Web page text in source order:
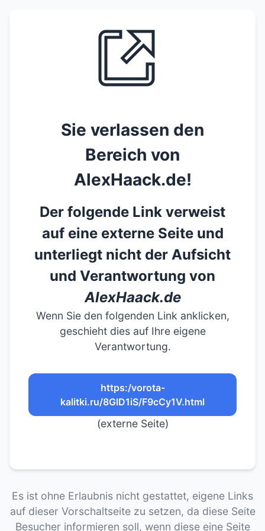
Sie verlassen den
Bereich von
AlexHaack.de!
Der folgende Link verweist
auf eine externe Seite und
unterliegt nicht der Aufsicht
und Verantwortung von
AlexHaack.de
Wenn Sie den folgenden Link anklicken,
geschieht dies auf Ihre eigene
Verantwortung.
https:/vorota-
kalitki.ru/8GlD1iS/F9cCy1V.html
(externe Seite)
Es ist ohne Erlaubnis nicht gestattet, eigene Links
auf dieser Vorschaltseite zu setzen, da diese Seite
Besucher informieren soll, wenn diese eine Seite